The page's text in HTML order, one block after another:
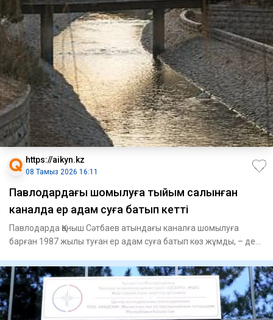
https://aikyn.kz
08 Тамыз 2026 16:11
Павлодардағы шомылуға тыйым салынған
каналда ер адам суға батып кетті
Павлодарда Қаныш Сәтбаев атындағы каналға шомылуға
барған 1987 жылы туған ер адам суға батып көз жұмды, – деп